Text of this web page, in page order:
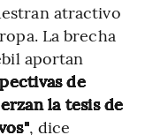
atractivo
La brecha
aportan
de
la tesis de
, dice